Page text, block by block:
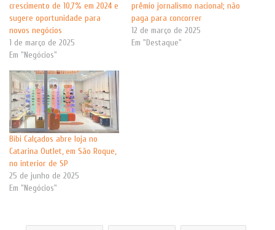
crescimento de 10,7% em 2024 e
sugere oportunidade para
novos negócios
1 de março de 2025
Em "Negócios"
prêmio jornalismo nacional; não
paga para concorrer
12 de março de 2025
Em "Destaque"
Bibi Calçados abre loja no
Catarina Outlet, em São Roque,
no interior de SP
25 de junho de 2025
Em "Negócios"